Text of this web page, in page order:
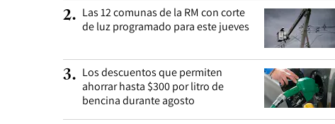
2. Las 12 comunas de la RM con corte
de luz programado para este jueves
3. Los descuentos que permiten
ahorrar hasta $300 por litro de
bencina durante agosto